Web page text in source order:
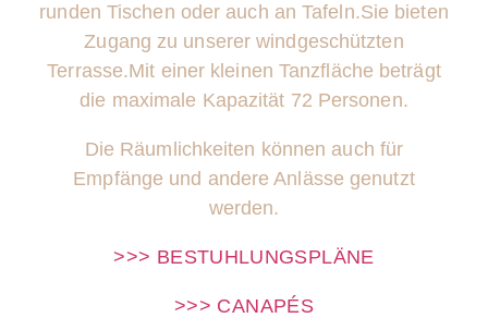
runden Tischen oder auch an Tafeln.Sie bieten
Zugang zu unserer windgeschützten
Terrasse.Mit einer kleinen Tanzfläche beträgt
die maximale Kapazität 72 Personen.
Die Räumlichkeiten können auch für
Empfänge und andere Anlässe genutzt
werden.
>>> BESTUHLUNGSPLÄNE
>>> CANAPÉS